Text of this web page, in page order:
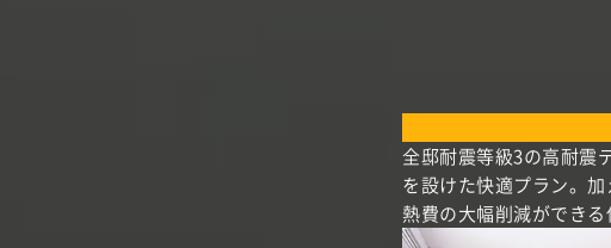
全邸耐震等級3の高耐震
を設けた快適プラン。
熱費の大幅削減ができる